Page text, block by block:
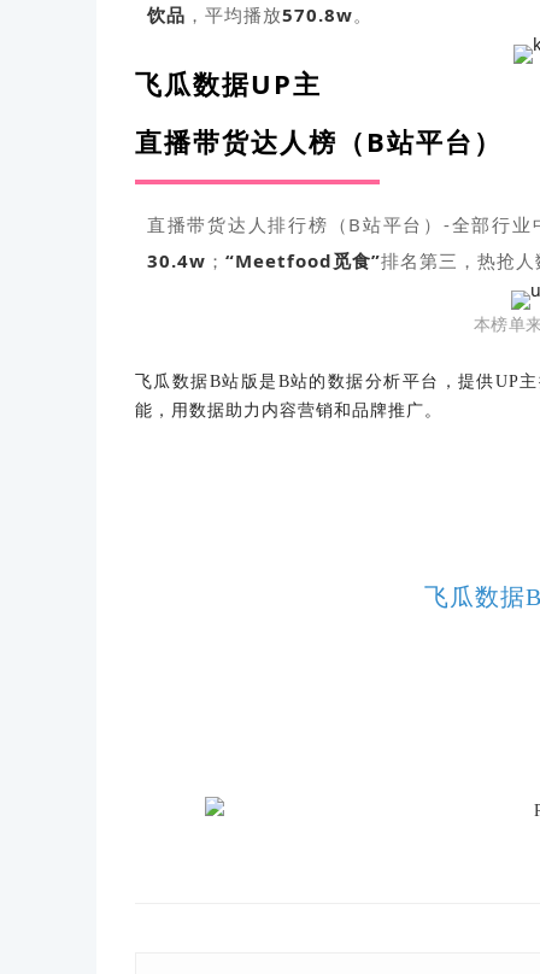
饮品 ，平均播放570.8w。
飞瓜数据UP主
直播带货达人榜（B站平台）
直播带货达人排行榜（B站平台）-全部行业
30.4w ； “Meetfood觅食”排名第三， 热抢人
本榜单
飞瓜数据B站版是B站的数据分析平台，提供UP
能，用数据助力内容营销和品牌推广。
飞瓜数据